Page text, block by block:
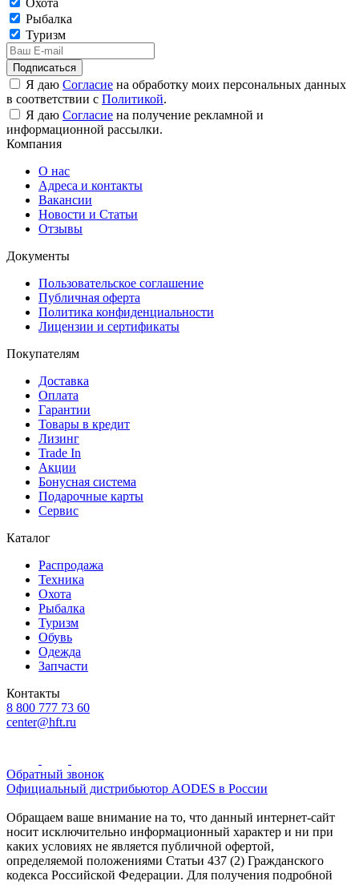
Охота
Рыбалка
Туризм
Подписаться
Я даю Согласие на обработку моих персональных данных
в соответствии с Политикой.
Я даю Согласие на получение рекламной и
информационной рассылки.
Компания
О нас
Адреса и контакты
Вакансии
Новости и Статьи
Отзывы
Документы
Пользовательское соглашение
Публичная оферта
Политика конфиденциальности
Лицензии и сертификаты
Покупателям
Доставка
Оплата
Гарантии
Товары в кредит
Лизинг
Trade In
Акции
Бонусная система
Подарочные карты
Сервис
Каталог
Распродажа
Техника
Охота
Рыбалка
Туризм
Обувь
Одежда
Запчасти
Контакты
8 800 777 73 60
center@hft.ru
Обратный звонок
Официальный дистрибьютор AODES в России
Обращаем ваше внимание на то, что данный интернет-сайт
носит исключительно информационный характер и ни при
каких условиях не является публичной офертой,
определяемой положениями Статьи 437 (2) Гражданского
кодекса Российской Федерации. Для получения подробной